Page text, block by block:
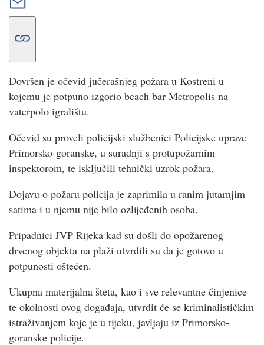
Dovršen je očevid jučerašnjeg požara u Kostreni u
kojemu je potpuno izgorio beach bar Metropolis na
vaterpolo igralištu.
Očevid su proveli policijski službenici Policijske uprave
Primorsko-goranske, u suradnji s protupožarnim
inspektorom, te isključili tehnički uzrok požara.
Dojavu o požaru policija je zaprimila u ranim jutarnjim
satima i u njemu nije bilo ozlijeđenih osoba.
Pripadnici JVP Rijeka kad su došli do opožarenog
drvenog objekta na plaži utvrdili su da je gotovo u
potpunosti oštećen.
Ukupna materijalna šteta, kao i sve relevantne činjenice
te okolnosti ovog događaja, utvrdit će se kriminalističkim
istraživanjem koje je u tijeku, javljaju iz Primorsko-
goranske policije.